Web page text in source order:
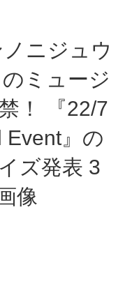
ニジュウ
ミュージ
！ 『22/7
Event』の
ズ発表 3
像